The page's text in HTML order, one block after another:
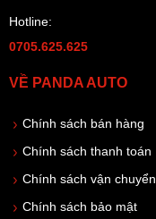
Hotline:
0705.625.625
VỀ PANDA AUTO
Chính sách bán hàng
Chính sách thanh toán
Chính sách vận chuyển
Chính sách bảo mật